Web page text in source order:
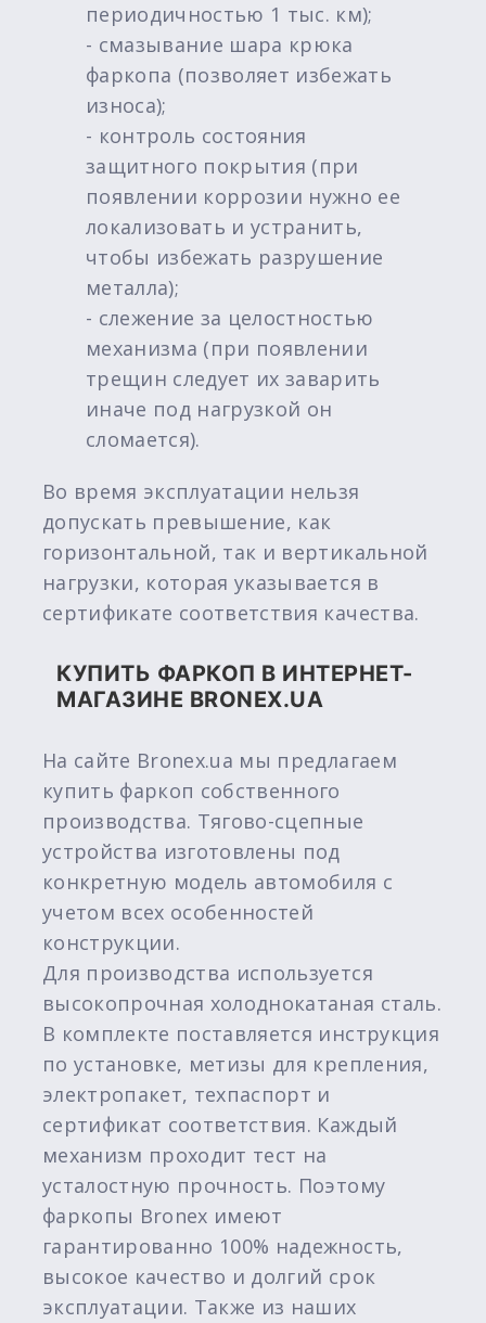
периодичностью 1 тыс. км);
- смазывание шара крюка
фаркопа (позволяет избежать
износа);
- контроль состояния
защитного покрытия (при
появлении коррозии нужно ее
локализовать и устранить,
чтобы избежать разрушение
металла);
- слежение за целостностью
механизма (при появлении
трещин следует их заварить
иначе под нагрузкой он
сломается).
Во время эксплуатации нельзя
допускать превышение, как
горизонтальной, так и вертикальной
нагрузки, которая указывается в
сертификате соответствия качества.
КУПИТЬ ФАРКОП В ИНТЕРНЕТ-
МАГАЗИНЕ BRONEX.UA
На сайте Bronex.ua мы предлагаем
купить фаркоп собственного
производства. Тягово-сцепные
устройства изготовлены под
конкретную модель автомобиля с
учетом всех особенностей
конструкции.
Для производства используется
высокопрочная холоднокатаная сталь.
В комплекте поставляется инструкция
по установке, метизы для крепления,
электропакет, техпаспорт и
сертификат соответствия. Каждый
механизм проходит тест на
усталостную прочность. Поэтому
фаркопы Bronex имеют
гарантированно 100% надежность,
высокое качество и долгий срок
эксплуатации. Также из наших